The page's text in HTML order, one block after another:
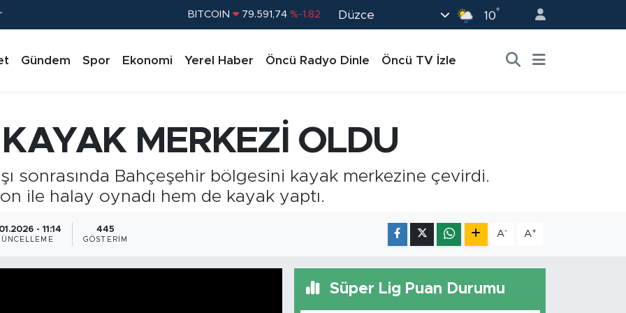
DOLAR 45,43620 %0.02
STERLİN 61,60380 %0.18
BITCOIN 79.591,74 %-1.82
Düzce 10°
Gündem Spor Ekonomi Yerel Haber Öncü Radyo Dinle Öncü TV İzle
MERKEZİ OLDU
sonrasında Bahçeşehir bölgesini kayak merkezine çevirdi.
ile halay oynadı hem de kayak yaptı.
- 11:14 445
GÖSTERIM
A- A+
Süper Lig Puan Durumu